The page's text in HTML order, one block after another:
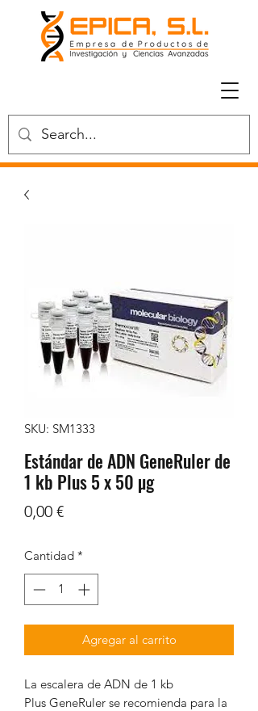
SKU: SM1333
Estándar de ADN GeneRuler de
1 kb Plus 5 x 50 µg
0,00 €Precio
Cantidad *
Agregar al carrito
La escalera de ADN de 1 kb
Plus GeneRuler se recomienda para la